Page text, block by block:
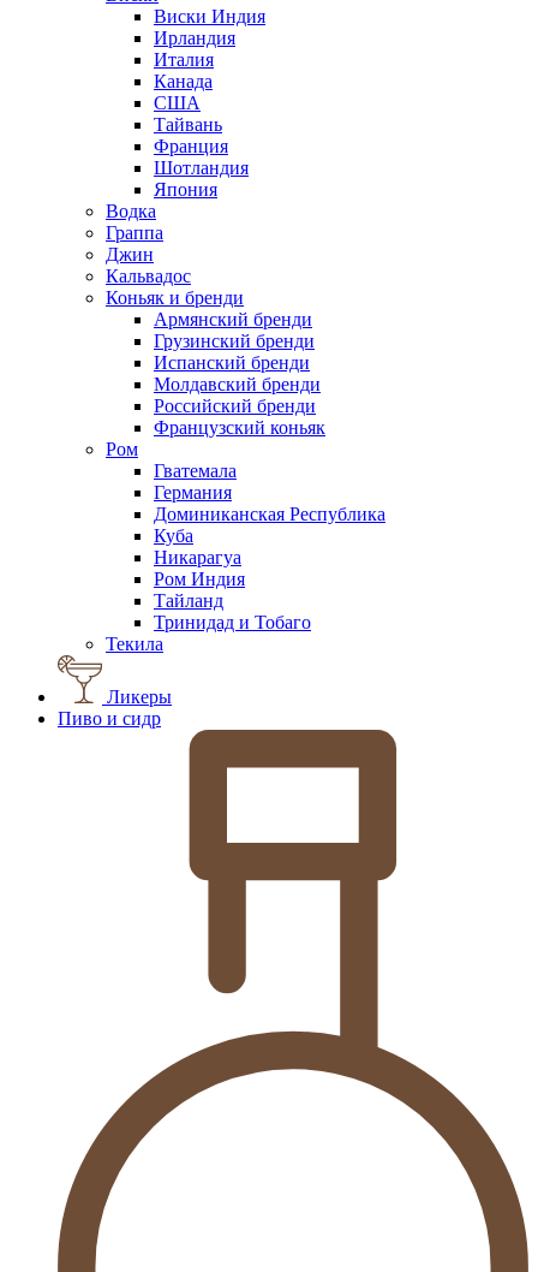
Виски Индия
Ирландия
Италия
Канада
США
Тайвань
Франция
Шотландия
Япония
Водка
Граппа
Джин
Кальвадос
Коньяк и бренди
Армянский бренди
Грузинский бренди
Испанский бренди
Молдавский бренди
Российский бренди
Французский коньяк
Ром
Гватемала
Германия
Доминиканская Республика
Куба
Никарагуа
Ром Индия
Тайланд
Тринидад и Тобаго
Текила
Ликеры
Пиво и сидр